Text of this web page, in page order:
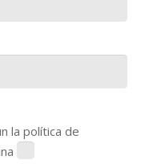
la política de